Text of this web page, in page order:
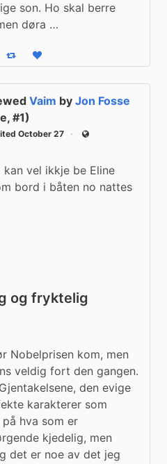
son. Ho skal berre
døra …
Boost statusLike status
Vaim by Jon Fosse
#1)
October 27 Public
kan vel ikkje be Eline
bord i båten no nattes
og fryktelig
Nobelprisen kom, men
veldig fort den gangen.
den evige
karakterer som
hva som er
kjedelig, men
det er noe av det jeg